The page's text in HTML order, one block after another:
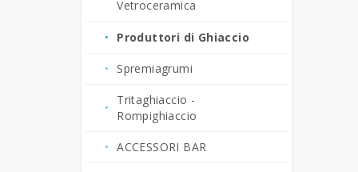
Vetroceramica
Produttori di Ghiaccio
Spremiagrumi
Tritaghiaccio -
Rompighiaccio
ACCESSORI BAR